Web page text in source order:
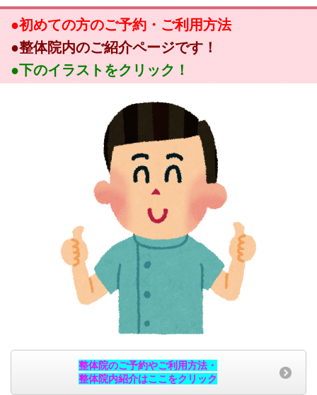
●初めての方のご予約・ご利用方法
●整体院内のご紹介ページです！
●下のイラストをクリック！
整体院のご予約やご利用方法・
整体院内紹介はここをクリック